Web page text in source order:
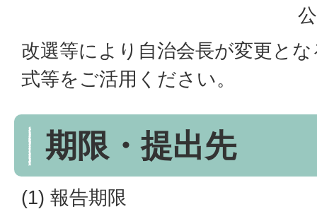
改選等により自治会長が変更と
式等をご活用ください。
期限・提出先
(1) 報告期限